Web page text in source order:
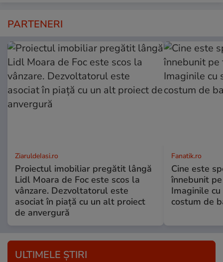
PARTENERI
ZiaruldeIasi.ro
Proiectul imobiliar pregătit lângă
Lidl Moara de Foc este scos la
vânzare. Dezvoltatorul este
asociat în piață cu un alt proiect
de anvergură
Fanatik.ro
Cine este
înnebunit
Imaginile
costum de
ULTIMELE ȘTIRI